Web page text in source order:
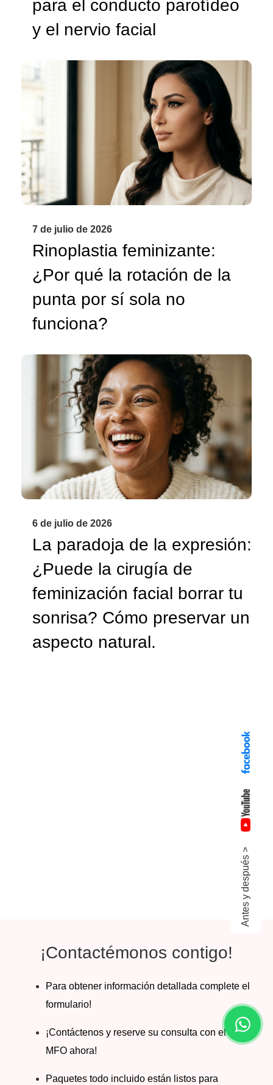
para el conducto parotídeo
y el nervio facial
7 de julio de 2026
Rinoplastia feminizante:
¿Por qué la rotación de la
punta por sí sola no
funciona?
6 de julio de 2026
La paradoja de la expresión:
¿Puede la cirugía de
feminización facial borrar tu
sonrisa? Cómo preservar un
aspecto natural.
¡Contactémonos contigo!
Para obtener información detallada complete el
formulario!
¡Contáctenos y reserve su consulta con el Dr.
MFO ahora!
Paquetes todo incluido están listos para
Antes y después >